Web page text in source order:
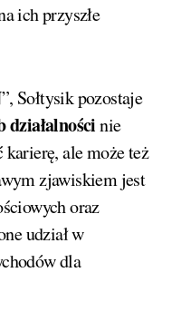
ich przyszłe
Sołtysik pozostaje
działalnościnie
ale może też
zjawiskiem jest
oraz
udział w
dla